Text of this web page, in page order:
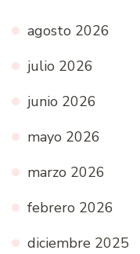
agosto 2026
julio 2026
junio 2026
mayo 2026
marzo 2026
febrero 2026
diciembre 2025